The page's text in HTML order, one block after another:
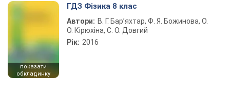
показати
обкладинку
ГДЗ Фізика 8 клас
Автори: В. Г. Бар’яхтар, Ф. Я. Божинова, О.
О. Кірюхіна, С. О. Довгий
Рік: 2016